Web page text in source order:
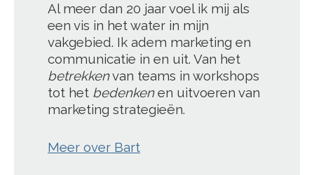
Al meer dan 20 jaar voel ik mij als
een vis in het water in mijn
vakgebied. Ik adem marketing en
communicatie in en uit. Van het
betrekkenvan teams in workshops
tot het bedenkenen uitvoeren van
marketing strategieën.
Meer over Bart